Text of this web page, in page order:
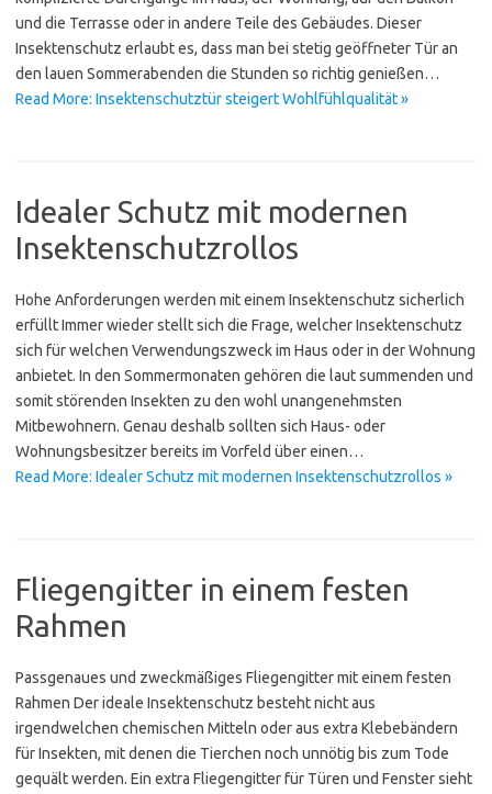
und die Terrasse oder in andere Teile des Gebäudes. Dieser
Insektenschutz erlaubt es, dass man bei stetig geöffneter Tür an
den lauen Sommerabenden die Stunden so richtig genießen…
Read More: Insektenschutztür steigert Wohlfühlqualität »
Idealer Schutz mit modernen
Insektenschutzrollos
Hohe Anforderungen werden mit einem Insektenschutz sicherlich
erfüllt Immer wieder stellt sich die Frage, welcher Insektenschutz
sich für welchen Verwendungszweck im Haus oder in der Wohnung
anbietet. In den Sommermonaten gehören die laut summenden und
somit störenden Insekten zu den wohl unangenehmsten
Mitbewohnern. Genau deshalb sollten sich Haus- oder
Wohnungsbesitzer bereits im Vorfeld über einen…
Read More: Idealer Schutz mit modernen Insektenschutzrollos »
Fliegengitter in einem festen
Rahmen
Passgenaues und zweckmäßiges Fliegengitter mit einem festen
Rahmen Der ideale Insektenschutz besteht nicht aus
irgendwelchen chemischen Mitteln oder aus extra Klebebändern
für Insekten, mit denen die Tierchen noch unnötig bis zum Tode
gequält werden. Ein extra Fliegengitter für Türen und Fenster sieht